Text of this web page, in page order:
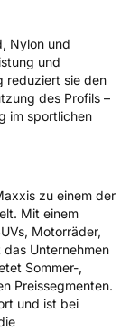
B.V.,
Nylon und
und
reduziert sie den
des Profils –
im sportlichen
zu einem der
Mit einem
Motorräder,
Unternehmen
Sommer-,
Preissegmenten.
und ist bei